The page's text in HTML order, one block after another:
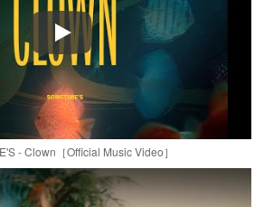
Play
- Clown［Official Music Video］